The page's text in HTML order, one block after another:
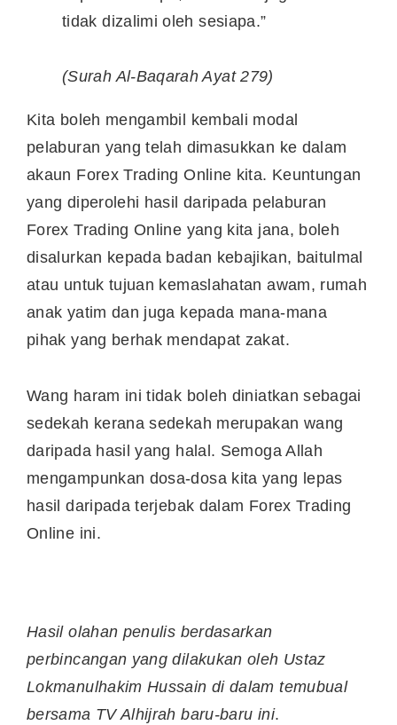
tidak dizalimi oleh sesiapa.”
(Surah Al-Baqarah Ayat 279)
Kita boleh mengambil kembali modal
pelaburan yang telah dimasukkan ke dalam
akaun Forex Trading Online kita. Keuntungan
yang diperolehi hasil daripada pelaburan
Forex Trading Online yang kita jana, boleh
disalurkan kepada badan kebajikan, baitulmal
atau untuk tujuan kemaslahatan awam, rumah
anak yatim dan juga kepada mana-mana
pihak yang berhak mendapat zakat.
Wang haram ini tidak boleh diniatkan sebagai
sedekah kerana sedekah merupakan wang
daripada hasil yang halal. Semoga Allah
mengampunkan dosa-dosa kita yang lepas
hasil daripada terjebak dalam Forex Trading
Online ini.
Hasil olahan penulis berdasarkan
perbincangan yang dilakukan oleh Ustaz
Lokmanulhakim Hussain di dalam temubual
bersama TV Alhijrah baru-baru ini.